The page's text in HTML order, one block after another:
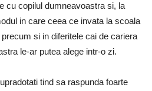
cu copilul dumneavoastra si, la
in care ceea ce invata la scoala
si in diferitele cai de cariera
le-ar putea alege intr-o zi.
tind sa raspunda foarte